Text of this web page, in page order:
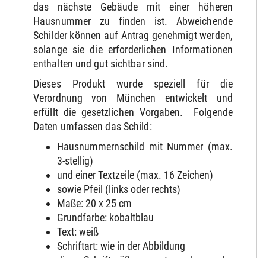
das nächste Gebäude mit einer höheren
Hausnummer zu finden ist. Abweichende
Schilder können auf Antrag genehmigt werden,
solange sie die erforderlichen Informationen
enthalten und gut sichtbar sind.
Dieses Produkt wurde speziell für die
Verordnung von München entwickelt und
erfüllt die gesetzlichen Vorgaben. Folgende
Daten umfassen das Schild:
Hausnummernschild mit Nummer (max.
3-stellig)
und einer Textzeile (max. 16 Zeichen)
sowie Pfeil (links oder rechts)
Maße: 20 x 25 cm
Grundfarbe: kobaltblau
Text: weiß
Schriftart: wie in der Abbildung